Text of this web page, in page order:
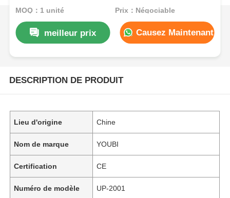
MOQ：1 unité Prix：Négociable
meilleur prix Causez Maintenant
DESCRIPTION DE PRODUIT
Lieu d'origine Chine
Nom de marque YOUBI
Certification CE
Numéro de modèle UP-2001